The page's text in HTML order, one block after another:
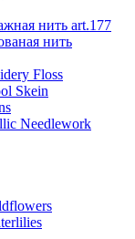
нить art.177
нить
Floss
Skein
Needlework